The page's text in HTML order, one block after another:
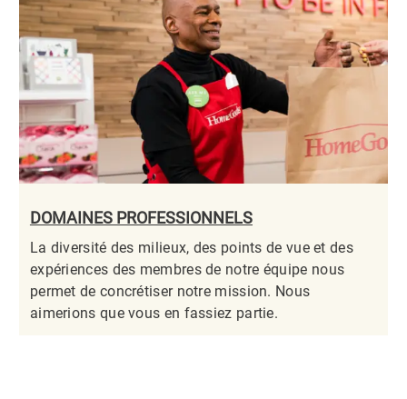
DOMAINES PROFESSIONNELS
La diversité des milieux, des points de vue et des
expériences des membres de notre équipe nous
permet de concrétiser notre mission. Nous
aimerions que vous en fassiez partie.​​​​​​​